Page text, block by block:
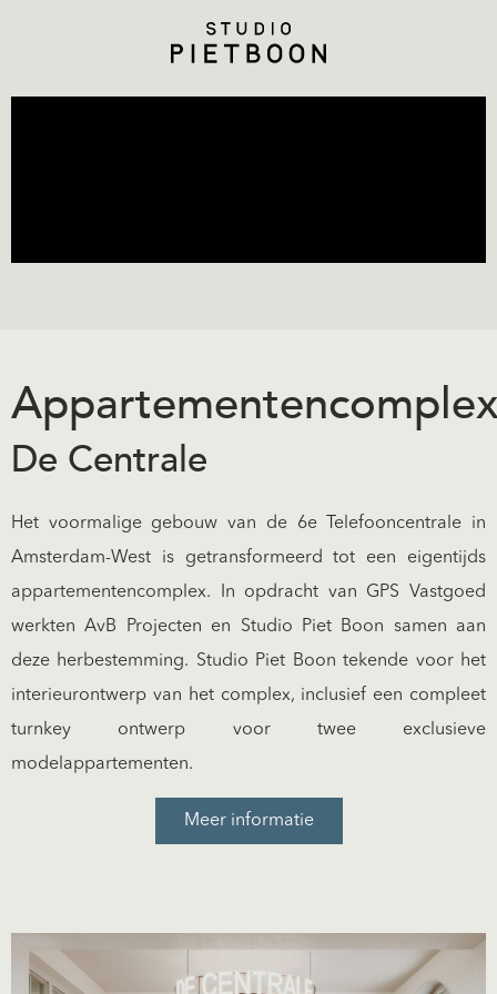
De Centrale
Het voormalige gebouw van de 6e Telefooncentrale in
Amsterdam-West is getransformeerd tot een eigentijds
appartementencomplex. In opdracht van GPS Vastgoed
werkten AvB Projecten en Studio Piet Boon samen aan
deze herbestemming. Studio Piet Boon tekende voor het
interieurontwerp van het complex, inclusief een compleet
turnkey ontwerp voor twee exclusieve
modelappartementen.
Meer informatie